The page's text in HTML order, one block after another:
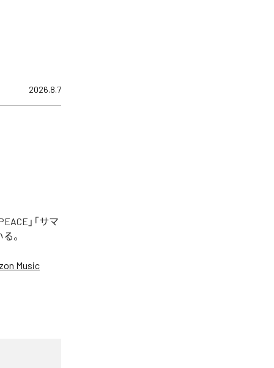
2026.8.7
」「サマ
。
Music